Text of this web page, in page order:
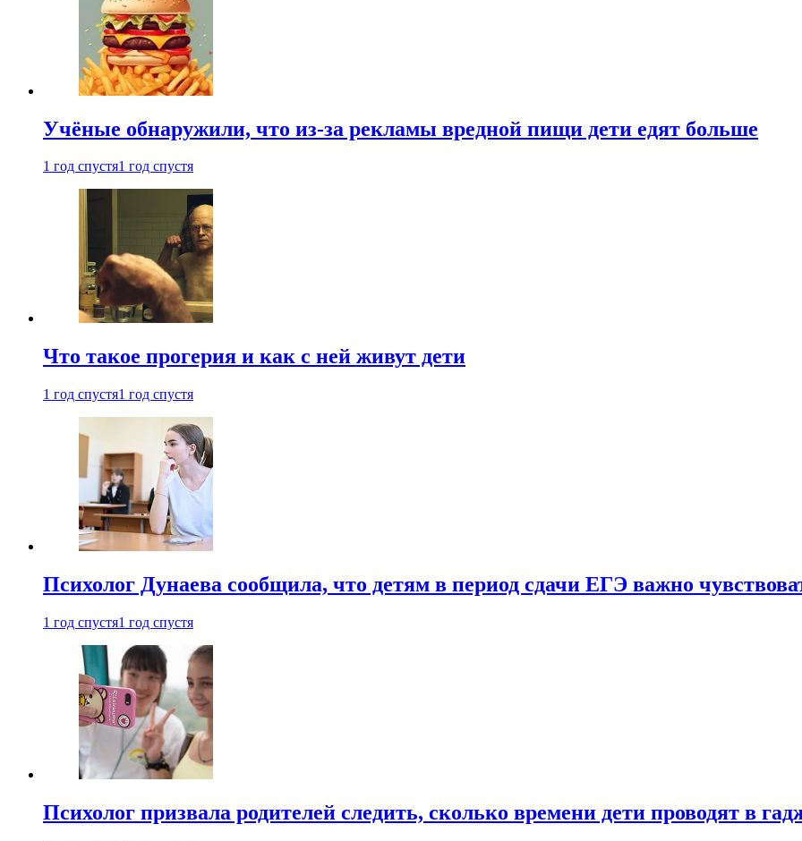
Учёные обнаружили, что из-за рекламы вредной пищи дети едят больше
1 год спустя1 год спустя
Что такое прогерия и как с ней живут дети
1 год спустя1 год спустя
Психолог Дунаева сообщила, что детям в период сдачи ЕГЭ важно
1 год спустя1 год спустя
Психолог призвала родителей следить, сколько времени дети проводят в